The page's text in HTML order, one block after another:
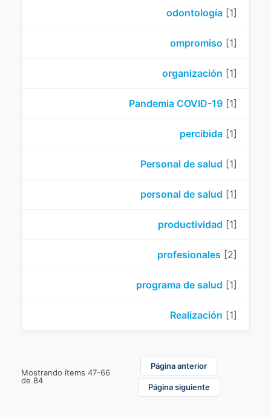
odontología [1]
ompromiso [1]
organización [1]
Pandemia COVID-19 [1]
percibida [1]
Personal de salud [1]
personal de salud [1]
productividad [1]
profesionales [2]
programa de salud [1]
Realización [1]
Mostrando ítems 47-66
de 84
Página anterior
Página siguiente